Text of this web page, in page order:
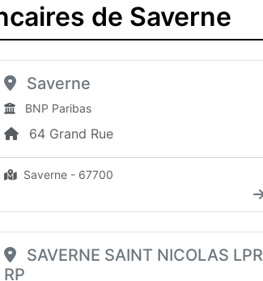
de Saverne
Saverne
BNP Paribas
64 Grand Rue
Saverne - 67700
SAVERNE SAINT NICOLAS LPR
RP